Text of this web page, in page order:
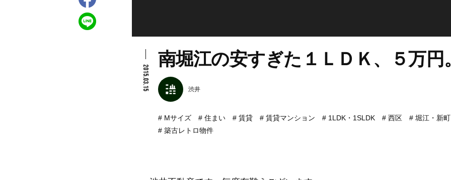
2015.03.15
南堀江の安すぎた１ＬＤＫ、５万円
渋井
Mサイズ 住まい 賃貸 賃貸マンション 1LDK・1SLDK 西区
堀江・新町
築古レトロ物件